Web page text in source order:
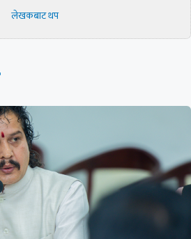
लेखकबाट थप